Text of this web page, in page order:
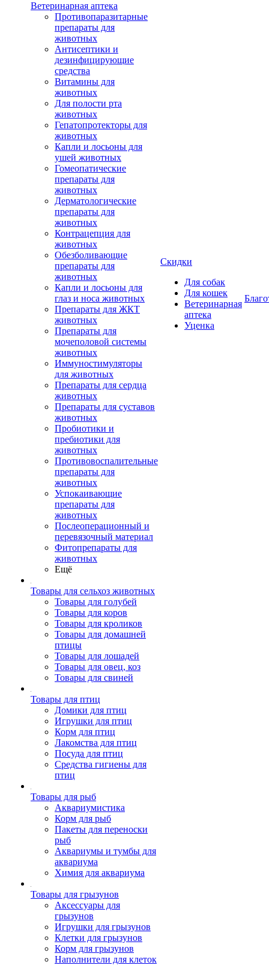
Ветеринарная аптека
Противопаразитарные
препараты для
животных
Антисептики и
дезинфицирующие
средства
Витамины для
животных
Для полости рта
животных
Гепатопротекторы для
животных
Капли и лосьоны для
ушей животных
Гомеопатические
препараты для
животных
Дерматологические
препараты для
животных
Контрацепция для
животных
Обезболивающие
препараты для
животных
Капли и лосьоны для
глаз и носа животных
Препараты для ЖКТ
животных
Препараты для
мочеполовой системы
животных
Иммуностимуляторы
для животных
Препараты для сердца
животных
Препараты для суставов
животных
Пробиотики и
пребиотики для
животных
Противовоспалительные
препараты для
животных
Успокаивающие
препараты для
животных
Послеоперационный и
перевязочный материал
Фитопрепараты для
животных
Ещё
Товары для сельхоз животных
Товары для голубей
Товары для коров
Товары для кроликов
Товары для домашней
птицы
Товары для лошадей
Товары для овец, коз
Товары для свиней
Товары для птиц
Домики для птиц
Игрушки для птиц
Корм для птиц
Лакомства для птиц
Посуда для птиц
Средства гигиены для
птиц
Товары для рыб
Аквариумистика
Корм для рыб
Пакеты для переноски
рыб
Аквариумы и тумбы для
аквариума
Химия для аквариума
Товары для грызунов
Аксессуары для
грызунов
Игрушки для грызунов
Клетки для грызунов
Корм для грызунов
Наполнители для клеток
Скидки
Для собак
Для кошек
Ветеринарная
аптека
Уценка